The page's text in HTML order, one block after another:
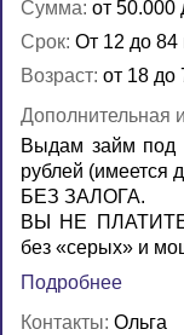
Сумма: от 50.000
Срок: От 12 до 84
Возраст: от 18 до
Дополнительная
Выдам займ под
рублей (имеется
БЕЗ ЗАЛОГА.
ВЫ НЕ
без «серых» и
Подробнее
Контакты: Ольга